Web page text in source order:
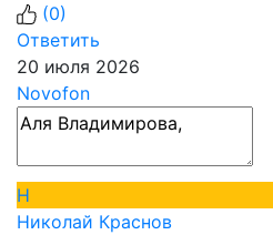
(0)
Ответить
20 июля 2026
Novofon
Н
Николай Краснов